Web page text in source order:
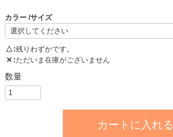
カラー サイズ
△ 残りわずかです。
✕ ただいま在庫がございません
カートに入れる